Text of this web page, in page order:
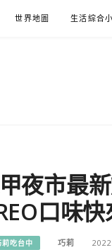
世界地圖 生活綜合
夜市最
口味
吃台中 巧莉